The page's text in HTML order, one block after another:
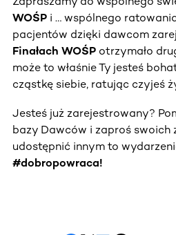
WOŚP i … wspólnego
pacjentów dzięki dawcom
Finałach WOŚP otrzymało
może to właśnie Ty jesteś
cząstkę siebie, ratując czyjeś
Jesteś już zarejestrowany?
bazy Dawców i zaproś swoich
udostępnić innym to
#dobropowraca!